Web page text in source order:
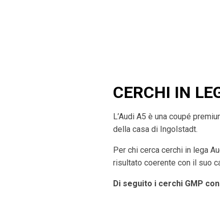
CERCHI IN
L’Audi A5 è una coupé
della casa di Ingolstadt.
Per chi cerca cerchi in lega
risultato coerente con il suo
Di seguito i cerchi GMP